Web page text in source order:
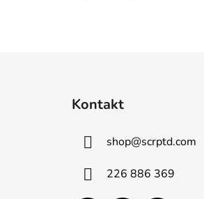
Kontakt
shop@scrptd.com
226 886 369